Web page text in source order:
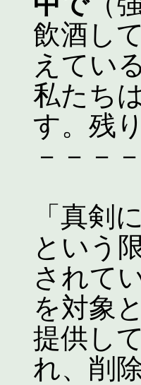
飲酒し
えてい
私たち
す。残
－－－－
「真剣
という
されて
を対象
提供し
れ、削